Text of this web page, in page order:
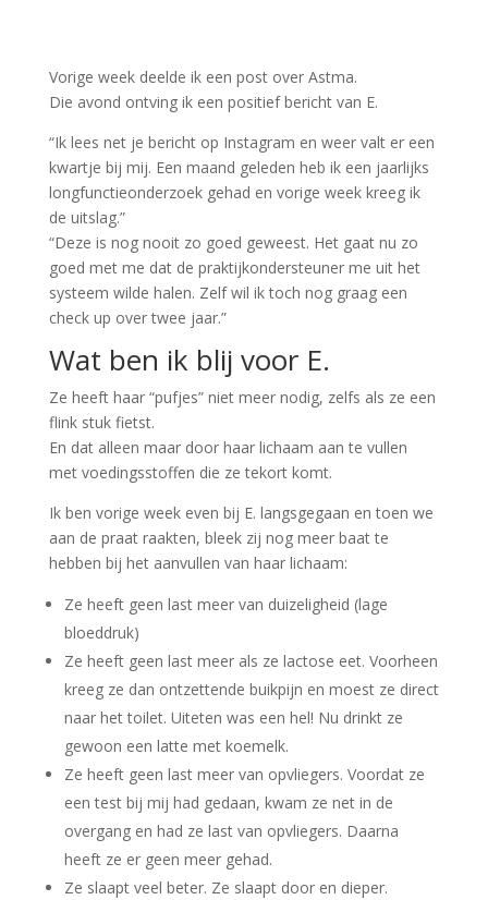
Vorige week deelde ik een post over Astma.
Die avond ontving ik een positief bericht van E.
“Ik lees net je bericht op Instagram en weer valt er een
kwartje bij mij. Een maand geleden heb ik een jaarlijks
longfunctieonderzoek gehad en vorige week kreeg ik
de uitslag.”
“Deze is nog nooit zo goed geweest. Het gaat nu zo
goed met me dat de praktijkondersteuner me uit het
systeem wilde halen. Zelf wil ik toch nog graag een
check up over twee jaar.”
Wat ben ik blij voor E.
Ze heeft haar “pufjes” niet meer nodig, zelfs als ze een
flink stuk fietst.
En dat alleen maar door haar lichaam aan te vullen
met voedingsstoffen die ze tekort komt.
Ik ben vorige week even bij E. langsgegaan en toen we
aan de praat raakten, bleek zij nog meer baat te
hebben bij het aanvullen van haar lichaam:
Ze heeft geen last meer van duizeligheid (lage
bloeddruk)
Ze heeft geen last meer als ze lactose eet. Voorheen
kreeg ze dan ontzettende buikpijn en moest ze direct
naar het toilet. Uiteten was een hel! Nu drinkt ze
gewoon een latte met koemelk.
Ze heeft geen last meer van opvliegers. Voordat ze
een test bij mij had gedaan, kwam ze net in de
overgang en had ze last van opvliegers. Daarna
heeft ze er geen meer gehad.
Ze slaapt veel beter. Ze slaapt door en dieper.